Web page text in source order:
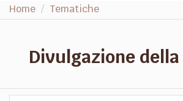
Home Tematiche
Divulgazione